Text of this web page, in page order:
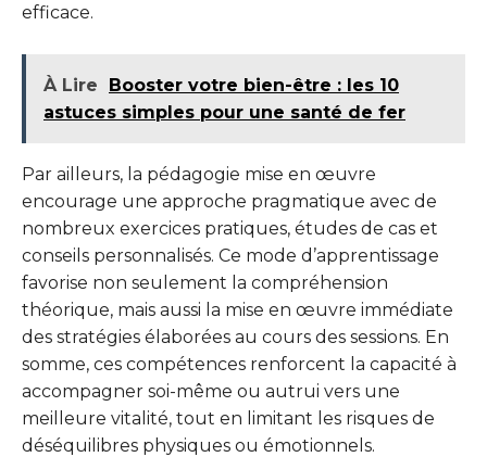
efficace.
À Lire
Booster votre bien-être : les 10
astuces simples pour une santé de fer
Par ailleurs, la pédagogie mise en œuvre
encourage une approche pragmatique avec de
nombreux exercices pratiques, études de cas et
conseils personnalisés. Ce mode d’apprentissage
favorise non seulement la compréhension
théorique, mais aussi la mise en œuvre immédiate
des stratégies élaborées au cours des sessions. En
somme, ces compétences renforcent la capacité à
accompagner soi-même ou autrui vers une
meilleure vitalité, tout en limitant les risques de
déséquilibres physiques ou émotionnels.